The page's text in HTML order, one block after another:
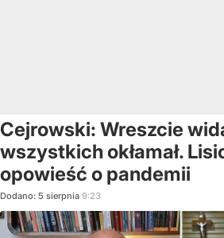
Cejrowski: Wreszcie
wszystkich okłamał.
opowieść o pandemii
Dodano: 5 sierpnia 9:23